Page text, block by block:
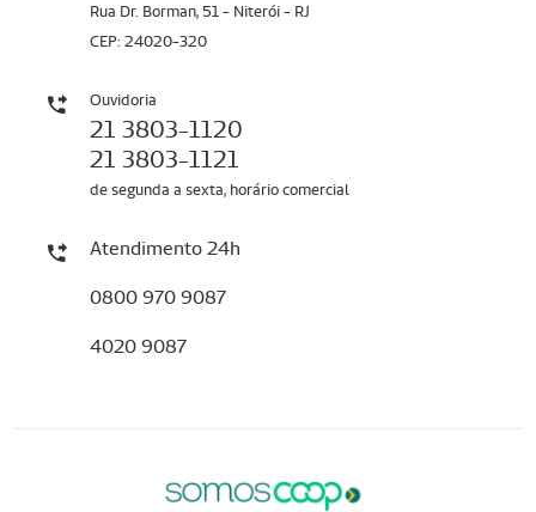
Rua Dr. Borman, 51 - Niterói - RJ
CEP: 24020-320
Ouvidoria
21 3803-1120
21 3803-1121
de segunda a sexta, horário comercial
Atendimento 24h
0800 970 9087
4020 9087